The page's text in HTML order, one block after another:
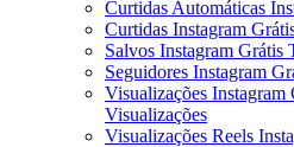
Curtidas Automáticas
Curtidas Instagram
Salvos Instagram Grátis
Seguidores Instagram
Visualizações Instagram
Visualizações
Visualizações Reels